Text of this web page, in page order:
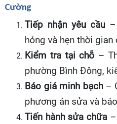
Cường
Tiếp nhận yêu cầu
hỏng và hẹn thời gian
Kiểm tra tại chỗ –
phường Bình Đông,
Báo giá minh bạch–
phương án sửa và
Tiến hành sửa chữa